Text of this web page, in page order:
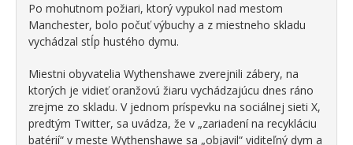
Po mohutnom požiari, ktorý vypukol nad mestom
Manchester, bolo počuť výbuchy a z miestneho skladu
vychádzal stĺp hustého dymu.
Miestni obyvatelia Wythenshawe zverejnili zábery, na
ktorých je vidieť oranžovú žiaru vychádzajúcu dnes ráno
zrejme zo skladu. V jednom príspevku na sociálnej sieti X,
predtým Twitter, sa uvádza, že v „zariadení na recykláciu
batérií“ v meste Wythenshawe sa „objavil“ viditeľný dym a